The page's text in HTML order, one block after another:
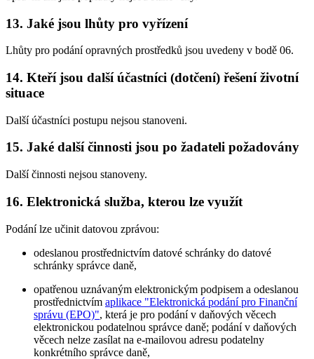
13. Jaké jsou lhůty pro vyřízení
Lhůty pro podání opravných prostředků jsou uvedeny v bodě 06.
14. Kteří jsou další účastníci (dotčení) řešení životní
situace
Další účastníci postupu nejsou stanoveni.
15. Jaké další činnosti jsou po žadateli požadovány
Další činnosti nejsou stanoveny.
16. Elektronická služba, kterou lze využít
Podání lze učinit datovou zprávou:
odeslanou prostřednictvím datové schránky do datové
schránky správce daně,
opatřenou uznávaným elektronickým podpisem a odeslanou
prostřednictvím aplikace "Elektronická podání pro Finanční
správu (EPO)", která je pro podání v daňových věcech
elektronickou podatelnou správce daně; podání v daňových
věcech nelze zasílat na e-mailovou adresu podatelny
konkrétního správce daně,